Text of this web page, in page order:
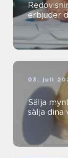
erbjuder
03. juli
Sälja
sälja dina